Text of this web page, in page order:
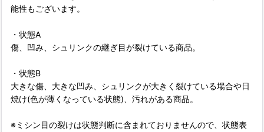
能性もございます。
・状態A
傷、凹み、シュリンクの継ぎ目が裂けている商品。
・状態B
大きな傷、大きな凹み、シュリンクが大きく裂けている場合や日
焼け(色が薄くなっている状態)、汚れがある商品。
※ミシン目の裂けは状態判断に含まれておりませんので、状態表